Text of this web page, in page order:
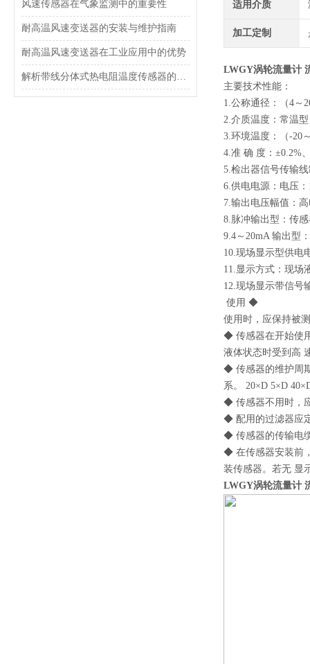
风速传感器在气象监测中的重要性
耐高温风速变送器的安装与维护指南
耐高温风速变送器在工业应用中的优势
解析带线分体式热电阻温度传感器的工作原理
适用介质
加工定制
LWGY涡轮流量计
主要技术性能：
1.公称通径：（4～
2.介质温度：常温
3.环境温度：（-20
4.准 确 度：±0.2%
5.检出器信号传输
6.供电电源：电压
7.输出电压幅值：
8.脉冲输出型：传
9.4～20mA 输出型
10.现场显示型供电
11.显示方式：现场
12.现场显示带信号
使用 ◆
使用时，应保持被
◆ 传感器在开始使
液体状态时受到高
◆ 传感器的维护周
系。 20×D 5×D
◆ 传感器不用时，
◆ 配用的过滤器应
◆ 传感器的传输电
◆ 在传感器安装前
装传感器。若无 显
LWGY涡轮流量计